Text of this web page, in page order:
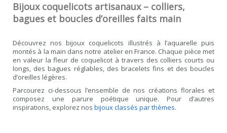
Bijoux coquelicots artisanaux – colliers,
bagues et boucles d’oreilles faits main
Découvrez nos bijoux coquelicots illustrés à l’aquarelle puis
montés à la main dans notre atelier en France. Chaque pièce met
en valeur la fleur de coquelicot à travers des colliers courts ou
longs, des bagues réglables, des bracelets fins et des boucles
d’oreilles légères.
Parcourez ci-dessous l’ensemble de nos créations florales et
composez une parure poétique unique. Pour d’autres
inspirations, explorez nos bijoux classés par thèmes.